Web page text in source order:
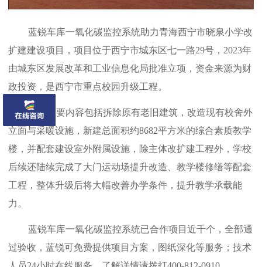
蓝锐车库一氧化碳监控系统助力青海西宁市晓泉小学改
扩建建设项目，项目位于西宁市城东区七一路29号，2023年
由城东区发展改革和工业信息化局批准立项，资金来源为财
政投资，是西宁市重点校园升级工程。
项目主要内容包括拆除原有老旧建筑，改造现有校舍外
立面与采暖设施，新建总面积约8682平方米的综合素质教学
楼，并配套建设室外附属设施，除主体改扩建工程外，学校
后续还陆续完成了大门运动场提升改造、教学楼修缮等配套
工程，整体升级后将大幅改善办学条件，提升教学承载能
力。
蓝锐车库一氧化碳监控系统已合作项目近千个，全部通
过验收，蓝锐可免费提供项目方案，图纸深化等服务；技术